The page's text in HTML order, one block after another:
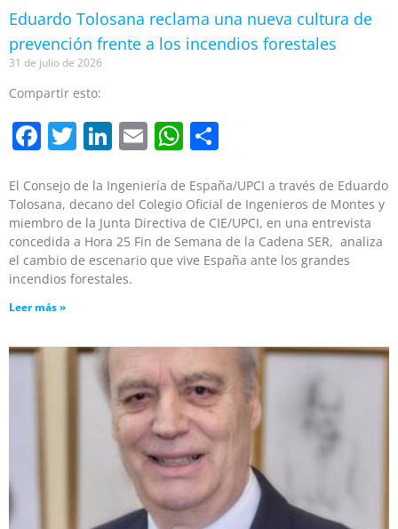
Eduardo Tolosana reclama una nueva cultura de
prevención frente a los incendios forestales
31 de julio de 2026
Compartir esto:
Facebook
Twitter
LinkedIn
EmailWhatsApp
El Consejo de la Ingeniería de España/UPCI a través de Eduardo
Tolosana, decano del Colegio Oficial de Ingenieros de Montes y
miembro de la Junta Directiva de CIE/UPCI, en una entrevista
concedida a Hora 25 Fin de Semana de la Cadena SER, analiza
el cambio de escenario que vive España ante los grandes
incendios forestales.
Leer más »